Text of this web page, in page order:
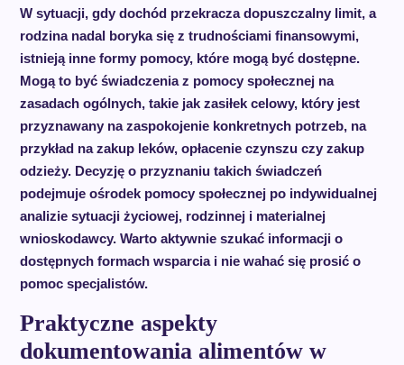
W sytuacji, gdy dochód przekracza dopuszczalny limit, a
rodzina nadal boryka się z trudnościami finansowymi,
istnieją inne formy pomocy, które mogą być dostępne.
Mogą to być świadczenia z pomocy społecznej na
zasadach ogólnych, takie jak zasiłek celowy, który jest
przyznawany na zaspokojenie konkretnych potrzeb, na
przykład na zakup leków, opłacenie czynszu czy zakup
odzieży. Decyzję o przyznaniu takich świadczeń
podejmuje ośrodek pomocy społecznej po indywidualnej
analizie sytuacji życiowej, rodzinnej i materialnej
wnioskodawcy. Warto aktywnie szukać informacji o
dostępnych formach wsparcia i nie wahać się prosić o
pomoc specjalistów.
Praktyczne aspekty
dokumentowania alimentów w